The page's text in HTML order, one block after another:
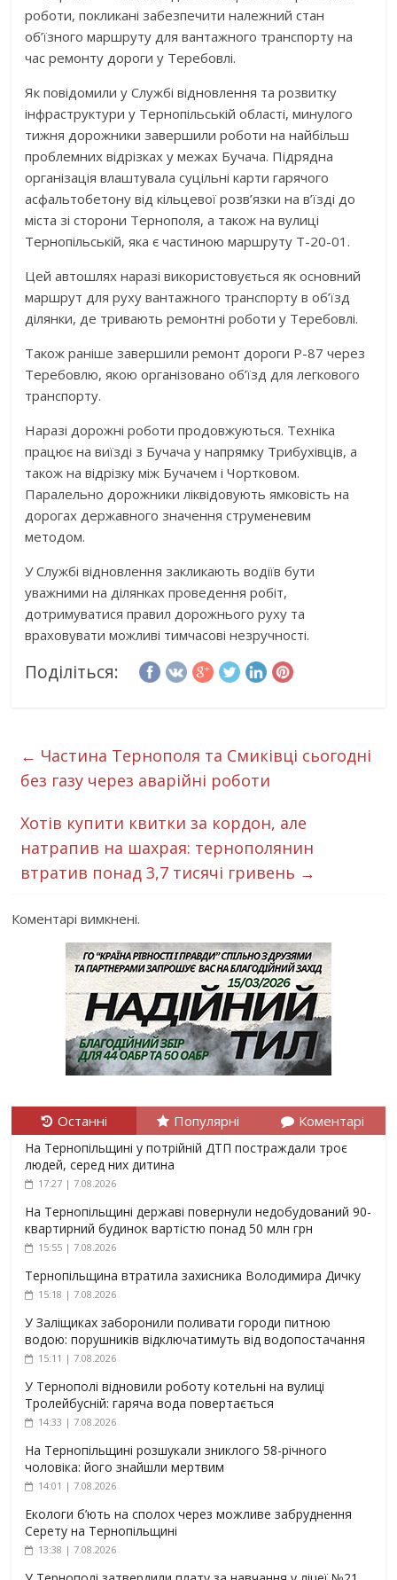
роботи, покликані забезпечити належний стан
об’їзного маршруту для вантажного транспорту на
час ремонту дороги у Теребовлі.
Як повідомили у Службі відновлення та розвитку
інфраструктури у Тернопільській області, минулого
тижня дорожники завершили роботи на найбільш
проблемних відрізках у межах Бучача. Підрядна
організація влаштувала суцільні карти гарячого
асфальтобетону від кільцевої розв’язки на в’їзді до
міста зі сторони Тернополя, а також на вулиці
Тернопільській, яка є частиною маршруту Т-20-01.
Цей автошлях наразі використовується як основний
маршрут для руху вантажного транспорту в об’їзд
ділянки, де тривають ремонтні роботи у Теребовлі.
Також раніше завершили ремонт дороги Р-87 через
Теребовлю, якою організовано об’їзд для легкового
транспорту.
Наразі дорожні роботи продовжуються. Техніка
працює на виїзді з Бучача у напрямку Трибухівців, а
також на відрізку між Бучачем і Чортковом.
Паралельно дорожники ліквідовують ямковість на
дорогах державного значення струменевим
методом.
У Службі відновлення закликають водіїв бути
уважними на ділянках проведення робіт,
дотримуватися правил дорожнього руху та
враховувати можливі тимчасові незручності.
Поділіться:
← Частина Тернополя та Смиківці сьогодні
без газу через аварійні роботи
Хотів купити квитки за кордон, але
натрапив на шахрая: тернополянин
втратив понад 3,7 тисячі гривень →
Коментарі вимкнені.
Останні Популярні Коментарі
На Тернопільщині у потрійній ДТП постраждали троє
людей, серед них дитина
17:27 | 7.08.2026
На Тернопільщині державі повернули недобудований 90-
квартирний будинок вартістю понад 50 млн грн
15:55 | 7.08.2026
Тернопільщина втратила захисника Володимира Дичку
15:18 | 7.08.2026
У Заліщиках заборонили поливати городи питною
водою: порушників відключатимуть від водопостачання
15:11 | 7.08.2026
У Тернополі відновили роботу котельні на вулиці
Тролейбусній: гаряча вода повертається
14:33 | 7.08.2026
На Тернопільщині розшукали зниклого 58-річного
чоловіка: його знайшли мертвим
14:01 | 7.08.2026
Екологи б’ють на сполох через можливе забруднення
Серету на Тернопільщині
13:38 | 7.08.2026